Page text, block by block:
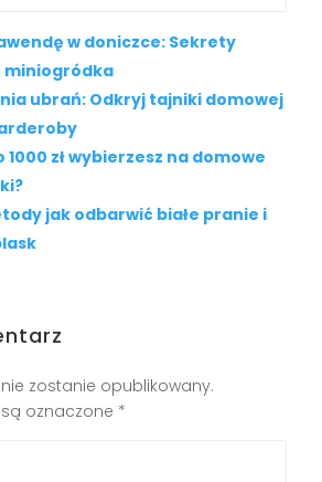
w doniczce: Sekrety
ubrań: Odkryj tajniki domowej
1000 zł wybierzesz na domowe
jak odbarwić białe pranie i
zostanie opublikowany.
oznaczone *